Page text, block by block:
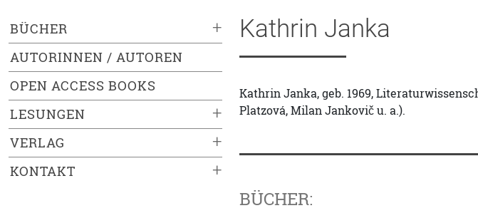
+
BÜCHER
AUTORINNEN / AUTOREN
OPEN ACCESS BOOKS
+
LESUNGEN
+
VERLAG
+
KONTAKT
Kathrin Janka
Kathrin Janka, geb. 1969,
Platzová, Milan Jankovič u. a.).
BÜCHER: